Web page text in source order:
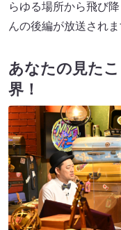
らゆる場所から飛び
んの後編が放送されま
あなたの見た
界！